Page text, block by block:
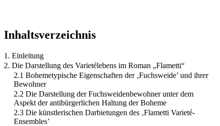
Inhaltsverzeichnis
1. Einleitung
2. Die Darstellung des Varietélebens im Roman „Flametti“
2.1 Bohemetypische Eigenschaften der ‚Fuchsweide’ und ihrer
Bewohner
2.2 Die Darstellung der Fuchsweidenbewohner unter dem
Aspekt der antibürgerlichen Haltung der Boheme
2.3 Die künstlerischen Darbietungen des ‚Flametti Varieté-
Ensembles’